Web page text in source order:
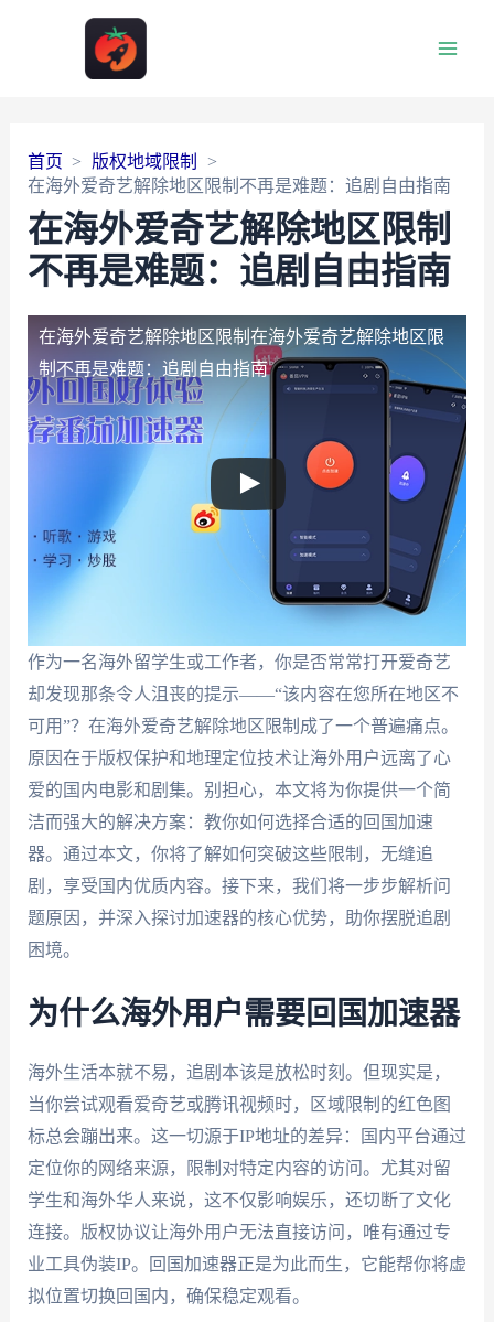
首页
版权地域限制
在海外爱奇艺解除地区限制不再是难题：追剧自由指南
在海外爱奇艺解除地区限制
不再是难题：追剧自由指南
在海外爱奇艺解除地区限制 在海外爱奇艺解除地区限
制不再是难题：追剧自由指南
作为一名海外留学生或工作者，你是否常常打开爱奇艺
却发现那条令人沮丧的提示——“该内容在您所在地区不
可用”？在海外爱奇艺解除地区限制成了一个普遍痛点。
原因在于版权保护和地理定位技术让海外用户远离了心
爱的国内电影和剧集。别担心，本文将为你提供一个简
洁而强大的解决方案：教你如何选择合适的回国加速
器。通过本文，你将了解如何突破这些限制，无缝追
剧，享受国内优质内容。接下来，我们将一步步解析问
题原因，并深入探讨加速器的核心优势，助你摆脱追剧
困境。
为什么海外用户需要回国加速器
海外生活本就不易，追剧本该是放松时刻。但现实是，
当你尝试观看爱奇艺或腾讯视频时，区域限制的红色图
标总会蹦出来。这一切源于IP地址的差异：国内平台通过
定位你的网络来源，限制对特定内容的访问。尤其对留
学生和海外华人来说，这不仅影响娱乐，还切断了文化
连接。版权协议让海外用户无法直接访问，唯有通过专
业工具伪装IP。回国加速器正是为此而生，它能帮你将虚
拟位置切换回国内，确保稳定观看。